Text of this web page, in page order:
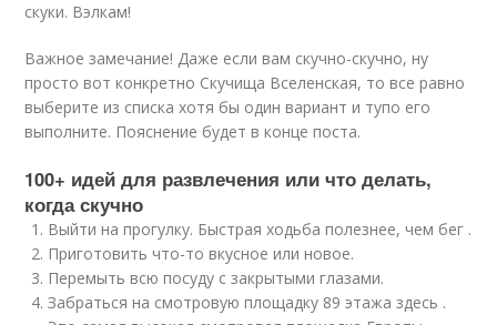
скуки. Вэлкам!
Важное замечание! Даже если вам скучно-скучно, ну
просто вот конкретно Скучища Вселенская, то все равно
выберите из списка хотя бы один вариант и тупо его
выполните. Пояснение будет в конце поста.
100+ идей для развлечения или что делать,
когда скучно
Выйти на прогулку. Быстрая ходьба полезнее, чем бег .
Приготовить что-то вкусное или новое.
Перемыть всю посуду с закрытыми глазами.
Забраться на смотровую площадку 89 этажа здесь .